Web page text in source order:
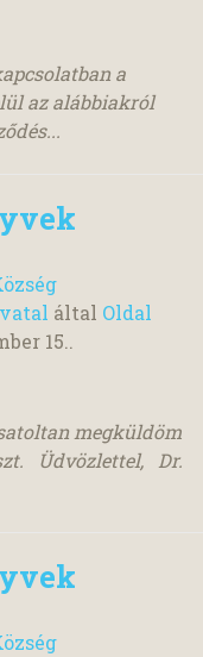
a
az alábbiakról
által Oldal
15..
megküldöm
Üdvözlettel, Dr.